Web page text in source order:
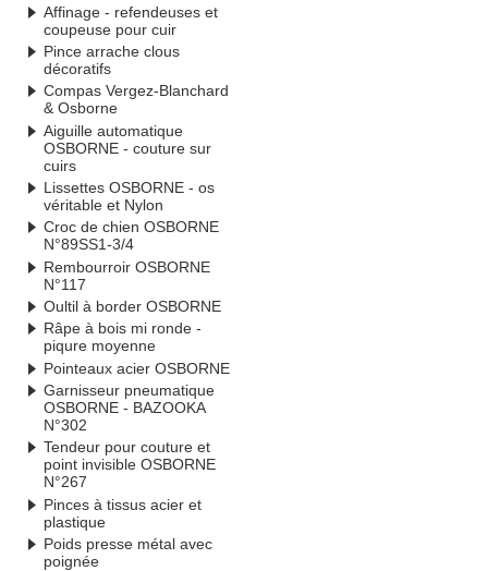
Affinage - refendeuses et
coupeuse pour cuir
Pince arrache clous
décoratifs
Compas Vergez-Blanchard
& Osborne
Aiguille automatique
OSBORNE - couture sur
cuirs
Lissettes OSBORNE - os
véritable et Nylon
Croc de chien OSBORNE
N°89SS1-3/4
Rembourroir OSBORNE
N°117
Oultil à border OSBORNE
Râpe à bois mi ronde -
piqure moyenne
Pointeaux acier OSBORNE
Garnisseur pneumatique
OSBORNE - BAZOOKA
N°302
Tendeur pour couture et
point invisible OSBORNE
N°267
Pinces à tissus acier et
plastique
Poids presse métal avec
poignée